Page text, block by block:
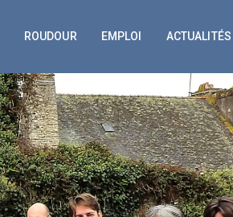
ROUDOUR EMPLOI ACTUALITÉS